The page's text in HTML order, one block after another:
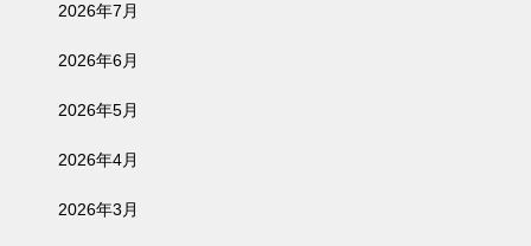
2026年7月
2026年6月
2026年5月
2026年4月
2026年3月